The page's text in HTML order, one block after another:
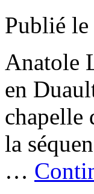
Publié le
Anatole
en
chapelle
la
…